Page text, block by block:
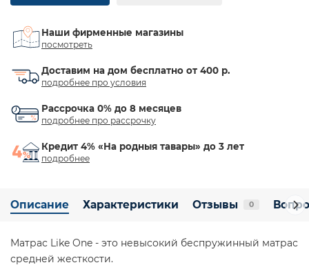
Наши фирменные магазины
посмотреть
Доставим на дом бесплатно от 400 р.
подробнее про условия
Рассрочка 0% до 8 месяцев
подробнее про рассрочку
Кредит 4% «На родныя тавары» до 3 лет
подробнее
Описание Характеристики Отзывы 0
Матрас Like One - это невысокий беспружинный матрас
средней жесткости.